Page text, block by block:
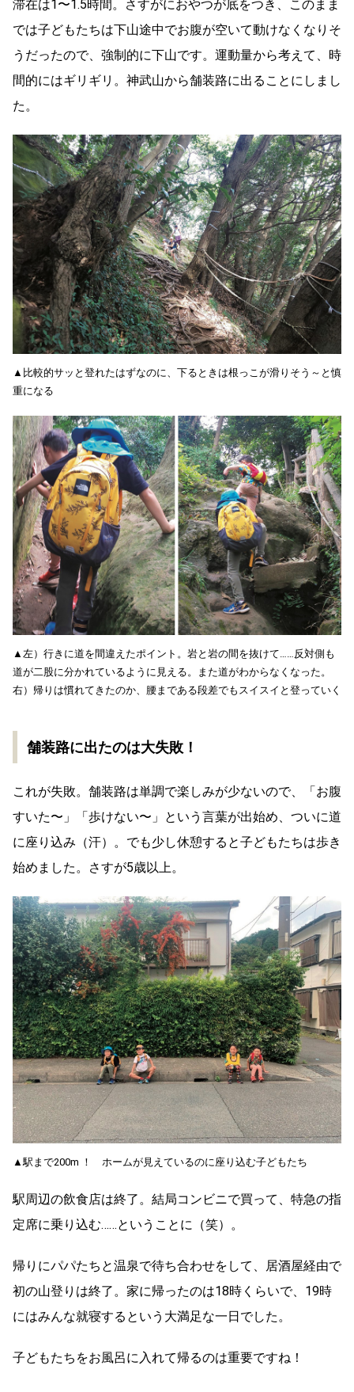
滞在は1〜1.5時間。さすがにおやつが底をつき、このまま
では子どもたちは下山途中でお腹が空いて動けなくなりそ
うだったので、強制的に下山です。運動量から考えて、時
間的にはギリギリ。神武山から舗装路に出ることにしまし
た。
▲比較的サッと登れたはずなのに、下るときは根っこが滑りそう～と慎
重になる
▲左）行きに道を間違えたポイント。岩と岩の間を抜けて……反対側も
道が二股に分かれているように見える。また道がわからなくなった。
右）帰りは慣れてきたのか、腰まである段差でもスイスイと登っていく
舗装路に出たのは大失敗！
これが失敗。舗装路は単調で楽しみが少ないので、「お腹
すいた〜」「歩けない〜」という言葉が出始め、ついに道
に座り込み（汗）。でも少し休憩すると子どもたちは歩き
始めました。さすが5歳以上。
▲駅まで200m ！ ホームが見えているのに座り込む子どもたち
駅周辺の飲食店は終了。結局コンビニで買って、特急の指
定席に乗り込む……ということに（笑）。
帰りにパパたちと温泉で待ち合わせをして、居酒屋経由で
初の山登りは終了。家に帰ったのは18時くらいで、19時
にはみんな就寝するという大満足な一日でした。
子どもたちをお風呂に入れて帰るのは重要ですね！